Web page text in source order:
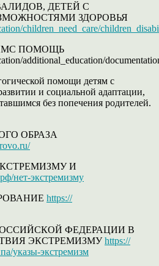
ДЕТЕЙ С
ЗДОРОВЬЯ
children_need_care/
ПОМОЩЬ
additional_education/
помощи детям с
и социальной адаптации,
без попечения родителей.
ОБРАЗА
И
нет-экстремизму
https://
ФЕДЕРАЦИИ В
ЭКСТРЕМИЗМУhttps://
указы-экстремизм